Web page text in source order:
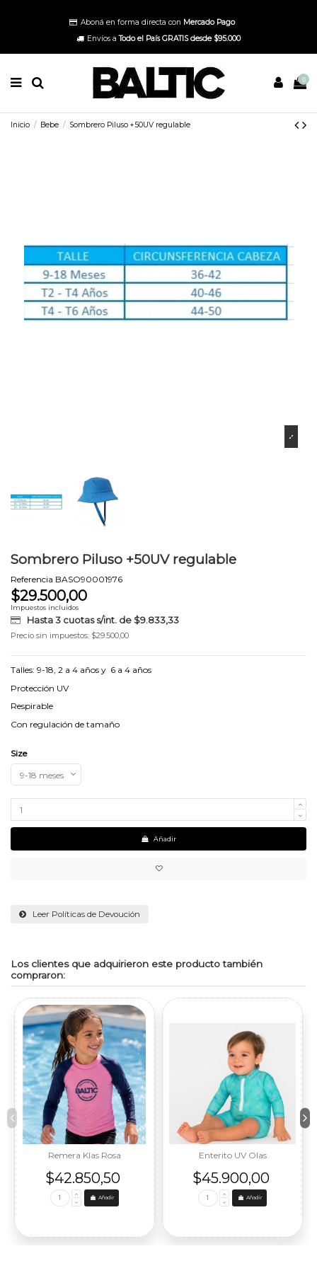
Aboná en forma directa con Mercado Pago
Envíos aTodo el País GRATISdesde $95.000
0
Inicio Bebe Sombrero Piluso +50UV regulable
Sombrero Piluso +50UV regulable
Referencia BASO90001976
$29.500,00
Impuestos incluidos
Hasta 3 cuotas s/int. de $9.833,33
Precio sin impuestos: $29.500,00
Talles: 9-18, 2 a 4 años y 6 a 4 años
Protección UV
Respirable
Con regulación de tamaño
Size
Añadir
Leer Políticas de Devoución
Los clientes que adquirieron este producto también
compraron:
Remera Klas Rosa
UV UNISEX
$42.850,50
Enterito UV Olas
$45.900,00